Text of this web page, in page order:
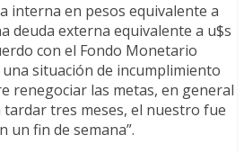
interna en pesos equivalente a
deuda externa equivalente a u$s
con el Fondo Monetario
situación de incumplimiento
renegociar las metas, en general
tres meses, el nuestro fue
un fin de semana”.